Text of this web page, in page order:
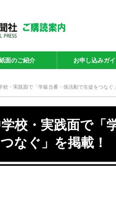
面のご紹介 お申し込みガ
・実践面で「学級当番・係活動で生徒をつなぐ
校・実践面で「
なぐ」を掲載！